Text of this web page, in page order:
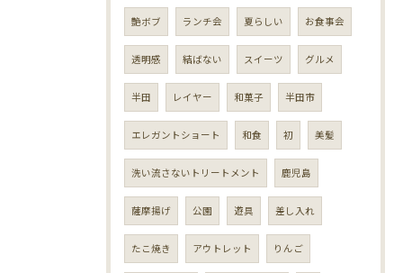
艶ボブ ランチ会 夏らしい お食事会
透明感 結ばない スイーツ グルメ
半田 レイヤー 和菓子 半田市
エレガントショート 和食 初 美髪
洗い流さないトリートメント 鹿児島
薩摩揚げ 公園 遊具 差し入れ
たこ焼き アウトレット りんご